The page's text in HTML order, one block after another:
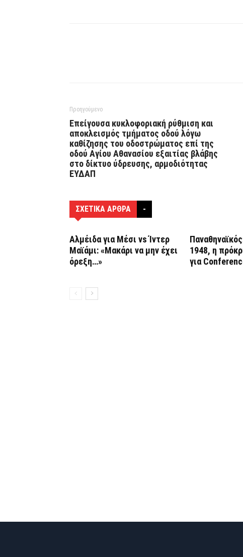
Προηγούμενο
Επείγουσα κυκλοφοριακή ρύθμιση και
αποκλεισμός τμήματος οδού λόγω
καθίζησης του οδοστρώματος επί της
οδού Αγίου Αθανασίου εξαιτίας βλάβης
στο δίκτυο ύδρευσης, αρμοδιότητας
ΕΥΔΑΠ
ΣΧΕΤΙΚΑ ΑΡΘΡΑ -
Αλμέιδα για Μέσι vs Ίντερ
Μαϊάμι: «Μακάρι να μην έχει
όρεξη…»
1948, η
για